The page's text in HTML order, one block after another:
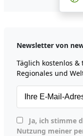
Newsletter von
Täglich kostenlos
Regionales und
Nutzung meiner